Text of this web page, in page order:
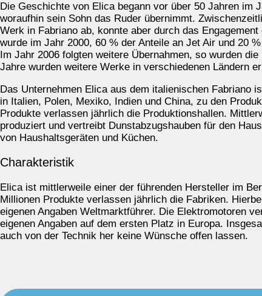
Die Geschichte von Elica begann vor über 50 Jahren im
woraufhin sein Sohn das Ruder übernimmt.
Werk in Fabriano ab, konnte aber durch das
wurde im Jahr 2000, 60 % der Anteile an Jet Air und 20
Im Jahr 2006 folgten weitere Übernahmen, so wurden
Jahre wurden weitere Werke in verschiedenen Ländern
Das Unternehmen Elica aus dem italienischen Fabriano
in Italien, Polen, Mexiko, Indien und China, zu den
Produkte verlassen jährlich die Produktionshallen.
produziert und vertreibt Dunstabzugshauben für den
von Haushaltsgeräten und Küchen.
Charakteristik
Elica ist mittlerweile einer der führenden Hersteller im
Millionen Produkte verlassen jährlich die Fabriken.
eigenen Angaben Weltmarktführer. Die Elektromotoren
eigenen Angaben auf dem ersten Platz in Europa.
auch von der Technik her keine Wünsche offen lassen.